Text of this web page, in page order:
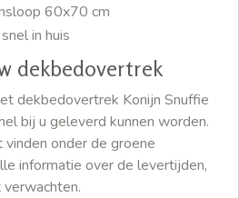
60x70 cm
in huis
dekbedovertrek
dekbedovertrek Konijn Snuffie
bij u geleverd kunnen worden.
onder de groene
informatie over de levertijden,